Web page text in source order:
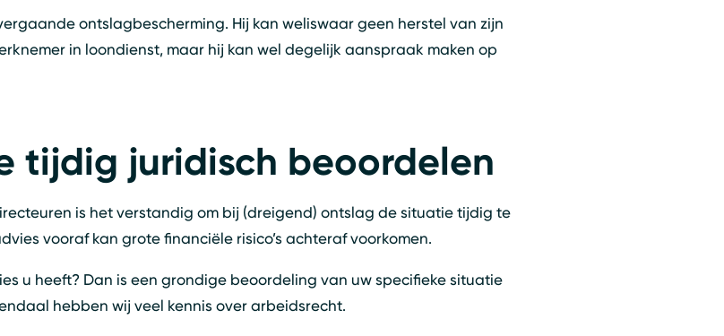
ontslagbescherming. Hij kan weliswaar geen herstel van zijn
in loondienst, maar hij kan wel degelijk aanspraak maken op
tijdig juridisch beoordelen
is het verstandig om bij (dreigend) ontslag de situatie tijdig te
vooraf kan grote financiële risico’s achteraf voorkomen.
u heeft? Dan is een grondige beoordeling van uw specifieke situatie
hebben wij veel kennis over arbeidsrecht.
Sluiten